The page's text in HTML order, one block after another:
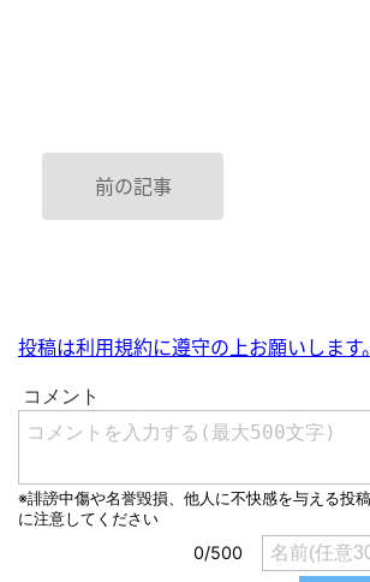
前の記事
投稿は利用規約に遵守の上お願いします。